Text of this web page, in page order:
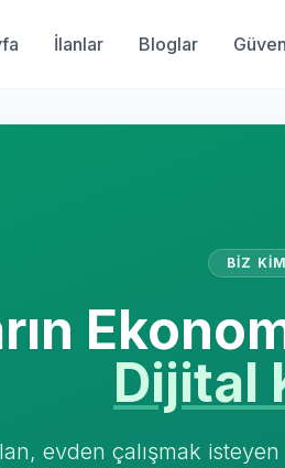
İlanlar Bloglar
BIZ
Dijital
evden çalışmak